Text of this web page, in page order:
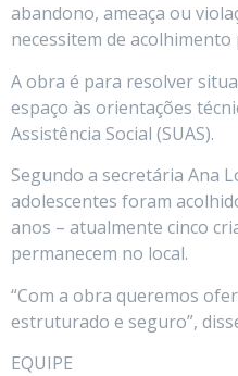
abandono, ameaça ou
necessitem de
A obra é para resolver
espaço às orientações
Assistência Social (SUAS).
Segundo a secretária Ana
adolescentes foram
anos – atualmente cinco
permanecem no local.
“Com a obra queremos
estruturado e seguro”,
EQUIPE